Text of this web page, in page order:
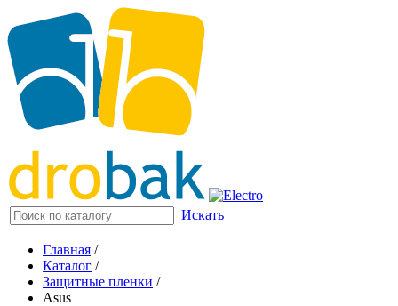
Искать
Главная /
Каталог /
Защитные пленки /
Asus